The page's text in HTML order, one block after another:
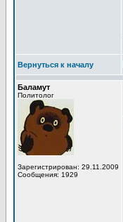
Вернуться к началу
Баламут
Политолог
Зарегистрирован: 29.11.2009
Сообщения: 1929